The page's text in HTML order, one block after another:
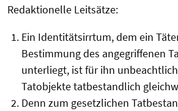
Redaktionelle Leitsätze:
Ein Identitätsirrtum, dem ein
Bestimmung des angegriffenen
unterliegt, ist für ihn
Tatobjekte tatbestandlich
Denn zum gesetzlichen